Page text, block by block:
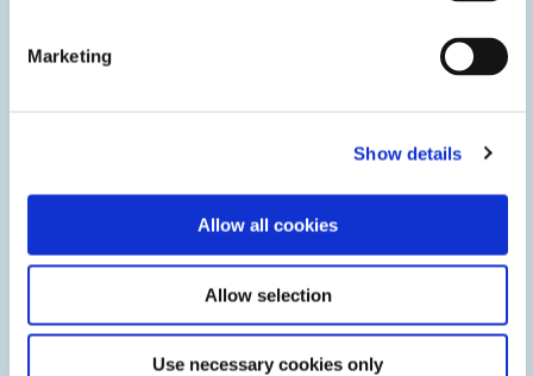
Marketing
Show details
Allow all cookies
Allow selection
Use necessary cookies only
ensamblaje óptico y pegado de lente incluyen grados para
encapsulado en vacío (potting) VCSEL, fijación de lentes,